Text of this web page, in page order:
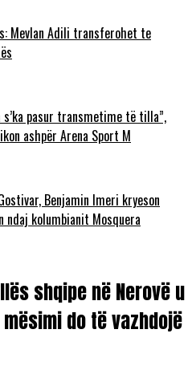
Mevlan Adili transferohet te
pasur transmetime të tilla”,
ashpër Arena Sport M
Benjamin Imeri kryeson
ndaj kolumbianit Mosquera
shqipe në Nerovë u
do të vazhdojë